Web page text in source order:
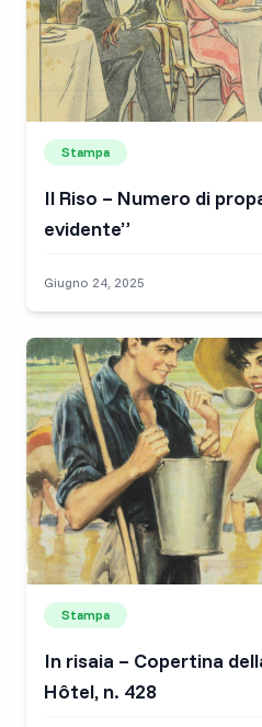
Stampa
Il Riso – Numero di
evidente”
Giugno 24, 2025
Stampa
In risaia – Copertina
Hôtel, n. 428